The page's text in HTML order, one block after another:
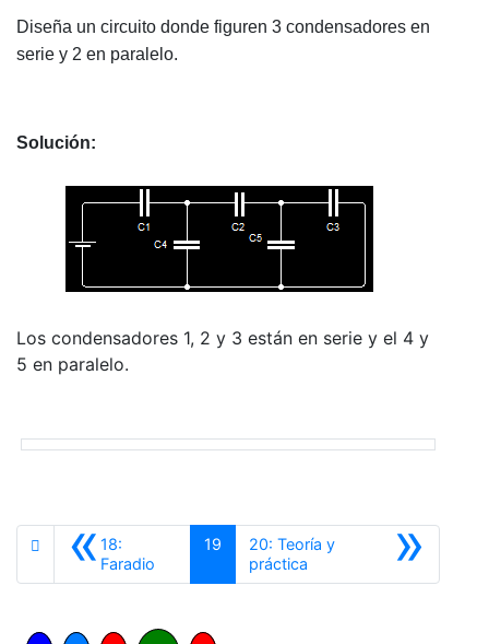
Diseña un circuito donde figuren 3 condensadores en
serie y 2 en paralelo.
Solución:
Los condensadores 1, 2 y 3 están en serie y el 4 y
5 en paralelo.
«18:
Faradio
19 »
20: Teoría y
práctica